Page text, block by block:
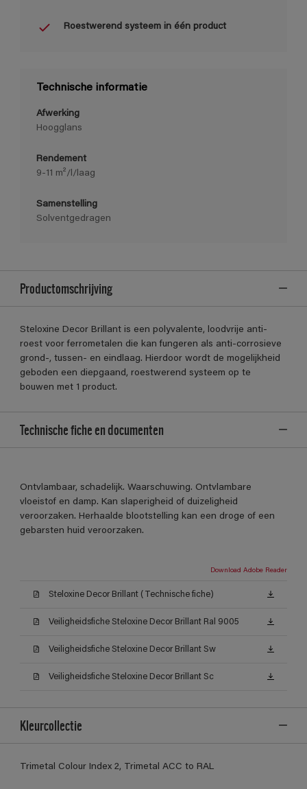
Roestwerend systeem in één product
Technische informatie
Afwerking
Hoogglans
Rendement
9-11 m²/l/laag
Samenstelling
Solventgedragen
Productomschrijving
Steloxine Decor Brillant is een polyvalente, loodvrije anti-
roest voor ferrometalen die kan fungeren als anti-corrosieve
grond-, tussen- en eindlaag. Hierdoor wordt de mogelijkheid
geboden een diepgaand, roestwerend systeem op te
bouwen met 1 product.
Technische fiche en documenten
Ontvlambaar, schadelijk. Waarschuwing. Ontvlambare
vloeistof en damp. Kan slaperigheid of duizeligheid
veroorzaken. Herhaalde blootstelling kan een droge of een
gebarsten huid veroorzaken.
Download Adobe Reader
Steloxine Decor Brillant (Technische fiche)
Veiligheidsfiche Steloxine Decor Brillant Ral 9005
Veiligheidsfiche Steloxine Decor Brillant Sw
Veiligheidsfiche Steloxine Decor Brillant Sc
Kleurcollectie
Trimetal Colour Index 2, Trimetal ACC to RAL